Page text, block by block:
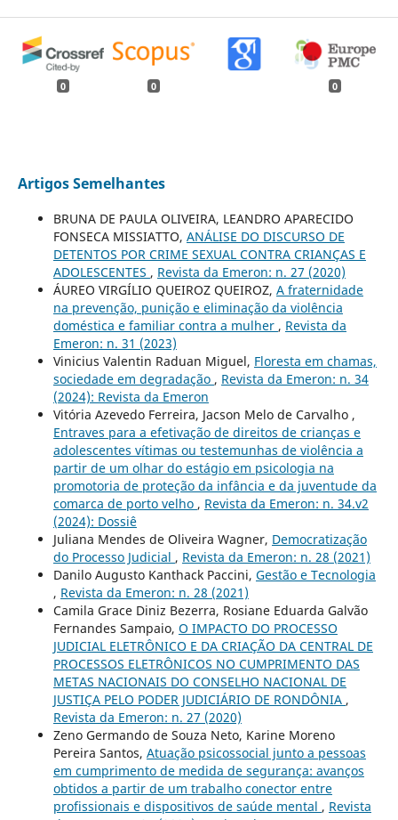
0 0 0
Artigos Semelhantes
BRUNA DE PAULA OLIVEIRA, LEANDRO APARECIDO
FONSECA MISSIATTO, ANÁLISE DO DISCURSO DE
DETENTOS POR CRIME SEXUAL CONTRA CRIANÇAS E
ADOLESCENTES , Revista da Emeron: n. 27 (2020)
ÁUREO VIRGÍLIO QUEIROZ QUEIROZ, A fraternidade
na prevenção, punição e eliminação da violência
doméstica e familiar contra a mulher , Revista da
Emeron: n. 31 (2023)
Vinicius Valentin Raduan Miguel, Floresta em chamas,
sociedade em degradação , Revista da Emeron: n. 34
(2024): Revista da Emeron
Vitória Azevedo Ferreira, Jacson Melo de Carvalho ,
Entraves para a efetivação de direitos de crianças e
adolescentes vítimas ou testemunhas de violência a
partir de um olhar do estágio em psicologia na
promotoria de proteção da infância e da juventude da
comarca de porto velho , Revista da Emeron: n. 34.v2
(2024): Dossiê
Juliana Mendes de Oliveira Wagner, Democratização
do Processo Judicial , Revista da Emeron: n. 28 (2021)
Danilo Augusto Kanthack Paccini, Gestão e Tecnologia
, Revista da Emeron: n. 28 (2021)
Camila Grace Diniz Bezerra, Rosiane Eduarda Galvão
Fernandes Sampaio, O IMPACTO DO PROCESSO
JUDICIAL ELETRÔNICO E DA CRIAÇÃO DA CENTRAL DE
PROCESSOS ELETRÔNICOS NO CUMPRIMENTO DAS
METAS NACIONAIS DO CONSELHO NACIONAL DE
JUSTIÇA PELO PODER JUDICIÁRIO DE RONDÔNIA ,
Revista da Emeron: n. 27 (2020)
Zeno Germando de Souza Neto, Karine Moreno
Pereira Santos, Atuação psicossocial junto a pessoas
em cumprimento de medida de segurança: avanços
obtidos a partir de um trabalho conector entre
profissionais e dispositivos de saúde mental , Revista